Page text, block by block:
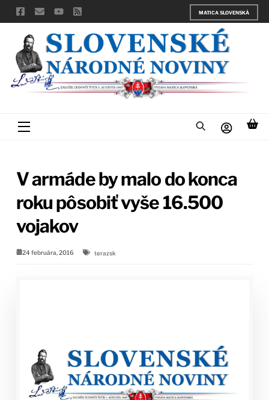
Skip
to
content
MATICA SLOVENSKÁ
Menu
V armáde by malo do konca
roku pôsobiť vyše 16.500
vojakov
24 februára, 2016 terazsk